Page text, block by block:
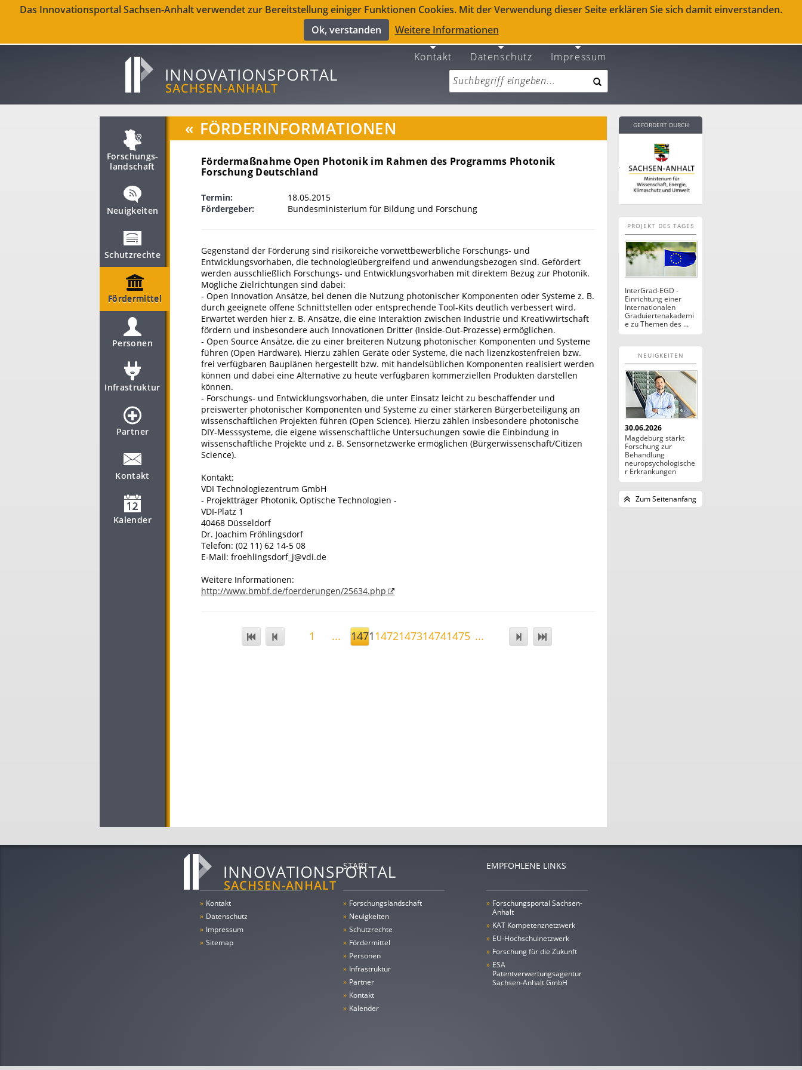
Das Innovationsportal Sachsen-Anhalt verwendet zur Bereitstellung einiger Funktionen Cookies. Mit der Verwendung dieser Seite erklären Sie sich damit einverstanden.
Ok, verstanden
Weitere Informationen
Kontakt Datenschutz Impressum
Forschungs­
landschaft
Neuigkeiten
Schutzrechte
Fördermittel
Personen
Infrastruktur
Partner
Kontakt
Kalender
« FÖRDERINFORMATIONEN
Fördermaßnahme Open Photonik im Rahmen des Programms Photonik
Forschung Deutschland
Termin:
18.05.2015
Fördergeber:
Bundesministerium für Bildung und Forschung
Gegenstand der Förderung sind risikoreiche vorwettbewerbliche Forschungs- und
Entwicklungsvorhaben, die technologieübergreifend und anwendungsbezogen sind. Gefördert
werden ausschließlich Forschungs- und Entwicklungsvorhaben mit direktem Bezug zur Photonik.
Mögliche Zielrichtungen sind dabei:
- Open Innovation Ansätze, bei denen die Nutzung photonischer Komponenten oder Systeme z. B.
durch geeignete offene Schnittstellen oder entsprechende Tool-Kits deutlich verbessert wird.
Erwartet werden hier z. B. Ansätze, die eine Interaktion zwischen Industrie und Kreativwirtschaft
fördern und insbesondere auch Innovationen Dritter (Inside-Out-Prozesse) ermöglichen.
- Open Source Ansätze, die zu einer breiteren Nutzung photonischer Komponenten und Systeme
führen (Open Hardware). Hierzu zählen Geräte oder Systeme, die nach lizenzkostenfreien bzw.
frei verfügbaren Bauplänen hergestellt bzw. mit handelsüblichen Komponenten realisiert werden
können und dabei eine Alternative zu heute verfügbaren kommerziellen Produkten darstellen
können.
- Forschungs- und Entwicklungsvorhaben, die unter Einsatz leicht zu beschaffender und
preiswerter photonischer Komponenten und Systeme zu einer stärkeren Bürgerbeteiligung an
wissenschaftlichen Projekten führen (Open Science). Hierzu zählen insbesondere photonische
DIY-Messsysteme, die eigene wissenschaftliche Untersuchungen sowie die Einbindung in
wissenschaftliche Projekte und z. B. Sensornetzwerke ermöglichen (Bürgerwissenschaft/Citizen
Science).
Kontakt:
VDI Technologiezentrum GmbH
- Projektträger Photonik, Optische Technologien -
VDI-Platz 1
40468 Düsseldorf
Dr. Joachim Fröhlingsdorf
Telefon: (02 11) 62 14-5 08
E-Mail: froehlingsdorf_j@vdi.de
Weitere Informationen:
http://www.bmbf.de/foerderungen/25634.php
1 ... 1471 1472147314741475 ...
GEFÖRDERT DURCH
PROJEKT DES TAGES
InterGrad-EGD -
Einrichtung einer
Internationalen
Graduiertenakademi
e zu Themen des ...
NEUIGKEITEN
30.06.2026
Magdeburg stärkt
Forschung zur
Behandlung
neuropsychologische
r Erkrankungen
Zum Seitenanfang
» Kontakt
» Datenschutz
» Impressum
» Sitemap
START
» Forschungs­landschaft
» Neuigkeiten
» Schutzrechte
» Fördermittel
» Personen
» Infrastruktur
» Partner
» Kontakt
» Kalender
EMPFOHLENE LINKS
» Forschungsportal Sachsen-
Anhalt
» KAT Kompetenznetzwerk
» EU-Hochschulnetzwerk
» Forschung für die Zukunft
» ESA
Patentverwertungsagentur
Sachsen-Anhalt GmbH